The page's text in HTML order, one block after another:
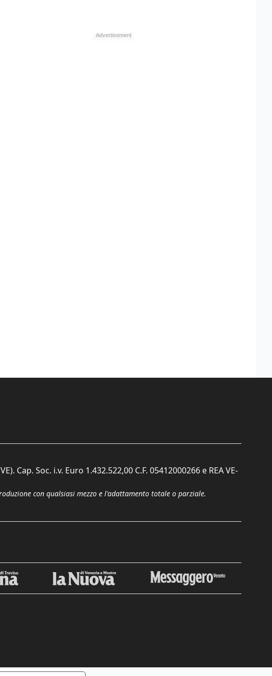
Cap. Soc. i.v. Euro 1.432.522,00 C.F. 05412000266 e REA VE-
con qualsiasi mezzo e l'adattamento totale o parziale.